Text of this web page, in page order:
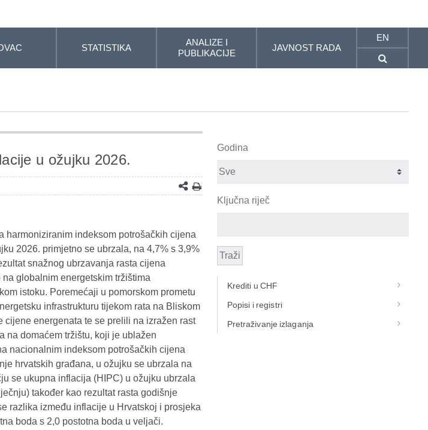
STATISTIKA
ANALIZE I
PUBLIKACIJE
JAVNOST RADA
EN
u ožujku 2026.
harmoniziranim indeksom potrošačkih cijena
2026. primjetno se ubrzala, na 4,7% s 3,9%
snažnog ubrzavanja rasta cijena
globalnim energetskim tržištima
istoku. Poremećaji u pomorskom prometu
infrastrukturu tijekom rata na Bliskom
cijene energenata te se prelili na izražen rast
na domaćem tržištu, koji je ublažen
nacionalnim indeksom potrošačkih cijena
hrvatskih građana, u ožujku se ubrzala na
se ukupna inflacija (HIPC) u ožujku ubrzala
također kao rezultat rasta godišnje
razlika između inflacije u Hrvatskoj i prosjeka
boda s 2,0 postotna boda u veljači.
Godina
Ključna riječ
Traži
Krediti u CHF
Popisi i registri
Pretraživanje izlaganja